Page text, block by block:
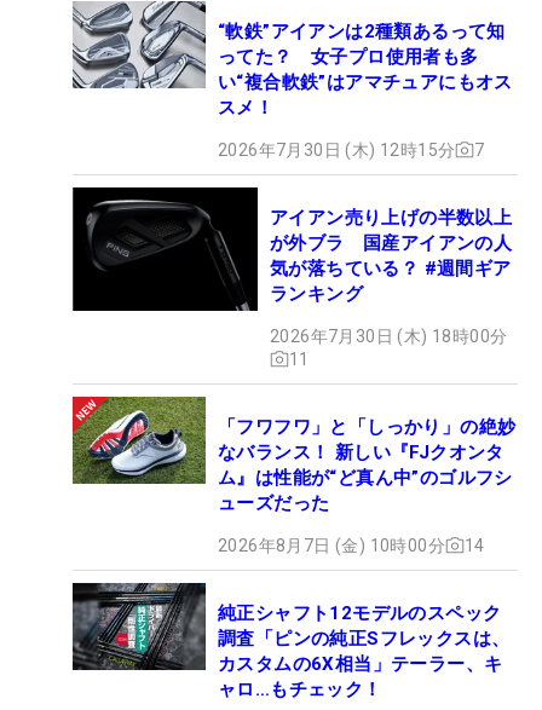
“軟鉄”アイアンは2種類あるって知
ってた？ 女子プロ使用者も多
い“複合軟鉄”はアマチュアにもオス
スメ！
2026年7月30日 (木) 12時15分 7
アイアン売り上げの半数以上
が外ブラ 国産アイアンの人
気が落ちている？ #週間ギア
ランキング
2026年7月30日 (木) 18時00分
11
「フワフワ」と「しっかり」の絶妙
なバランス！ 新しい『FJクオンタ
ム』は性能が“ど真ん中”のゴルフシ
ューズだった
2026年8月7日 (金) 10時00分 14
純正シャフト12モデルのスペック
調査「ピンの純正Sフレックスは、
カスタムの6X相当」テーラー、キ
ャロ…もチェック！